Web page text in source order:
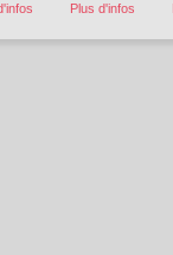
Plus d'infos